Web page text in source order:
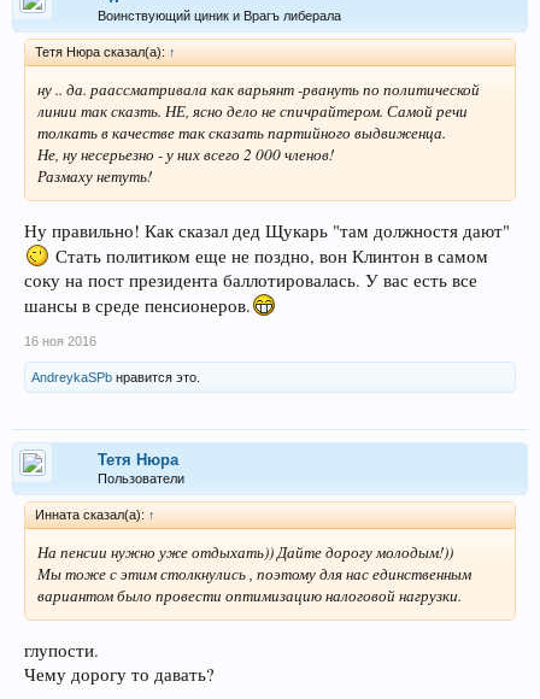
Воинствующий циник и Врагъ либерала
Тетя Нюра сказал(а): ↑
ну .. да. раассматривала как варьянт -рвануть по политической
линии так сказть. НЕ, ясно дело не спичрайтером. Самой речи
толкать в качестве так сказать партийного выдвиженца.
Не, ну несерьезно - у них всего 2 000 членов!
Размаху нетуть!
Ну правильно! Как сказал дед Щукарь "там должностя дают"
Стать политиком еще не поздно, вон Клинтон в самом
соку на пост президента баллотировалась. У вас есть все
шансы в среде пенсионеров.
16 ноя 2016
AndreykaSPb нравится это.
Тетя Нюра
Пользователи
Инната сказал(а): ↑
На пенсии нужно уже отдыхать)) Дайте дорогу молодым!))
Мы тоже с этим столкнулись , поэтому для нас единственным
вариантом было провести оптимизацию налоговой нагрузки.
глупости.
Чему дорогу то давать?